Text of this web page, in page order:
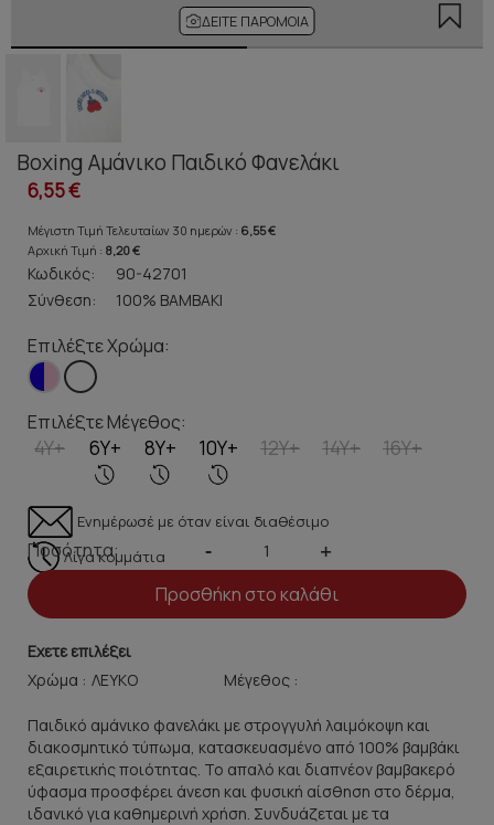
ΔΕΊΤΕ ΠΑΡΌΜΟΙΑ
Boxing Αμάνικο Παιδικό Φανελάκι
6,55 €
Μέγιστη Τιμή Τελευταίων 30 ημερών : 6,55 €
Αρχική Τιμή : 8,20 €
Κωδικός:
90-42701
Σύνθεση:
100% ΒΑΜΒΑΚΙ
Επιλέξτε Χρώμα:
Επιλέξτε Μέγεθος:
4Y+ 6Y+ 8Y+ 10Y+ 12Y+ 14Y+ 16Y+
Ενημέρωσέ με όταν είναι διαθέσιμο
Λίγα κομμάτια
Ποσότητα: - +
Προσθήκη στο καλάθι
Εχετε επιλέξει
Χρώμα :
Μέγεθος :
Παιδικό αμάνικο φανελάκι με στρογγυλή λαιμόκοψη και
διακοσμητικό τύπωμα, κατασκευασμένο από 100% βαμβάκι
εξαιρετικής ποιότητας. Το απαλό και διαπνέον βαμβακερό
ύφασμα προσφέρει άνεση και φυσική αίσθηση στο δέρμα,
ιδανικό για καθημερινή χρήση. Συνδυάζεται με τα